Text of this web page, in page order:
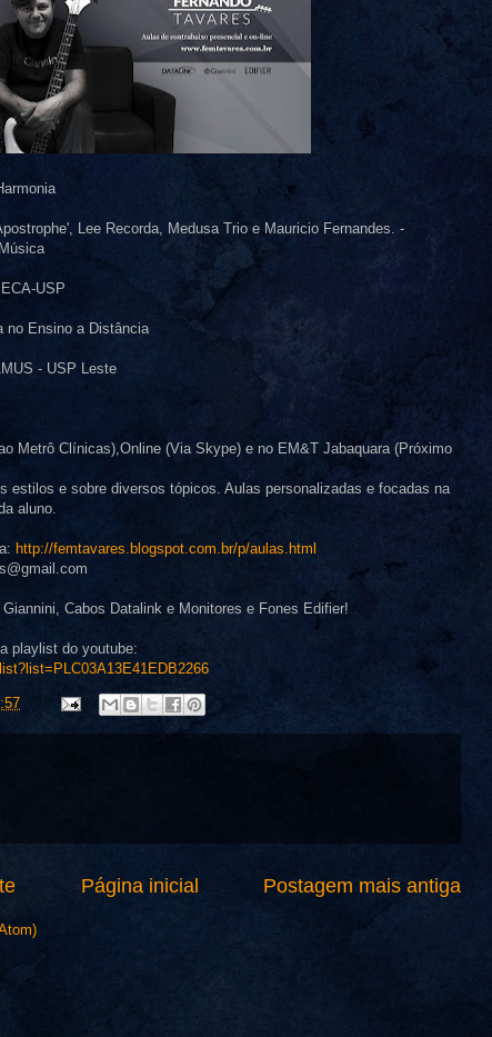
Lee Recorda, Medusa Trio e Mauricio Fernandes. -
USP
no Ensino a Distância
- USP Leste
Metrô Clínicas),Online (Via Skype) e no EM&T Jabaquara (Próximo
estilos e sobre diversos tópicos. Aulas personalizadas e focadas na
aluno.
http://femtavares.blogspot.com.br/p/aulas.html
Cabos Datalink e Monitores e Fones Edifier!
playlist do youtube:
Postagem mais antiga
Página inicial